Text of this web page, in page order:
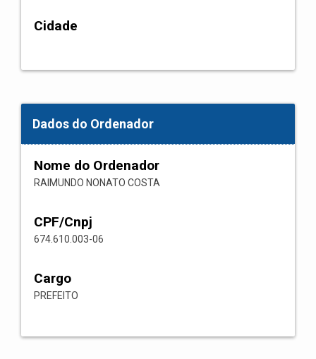
Cidade
Dados do Ordenador
Nome do Ordenador
RAIMUNDO NONATO COSTA
CPF/Cnpj
674.610.003-06
Cargo
PREFEITO